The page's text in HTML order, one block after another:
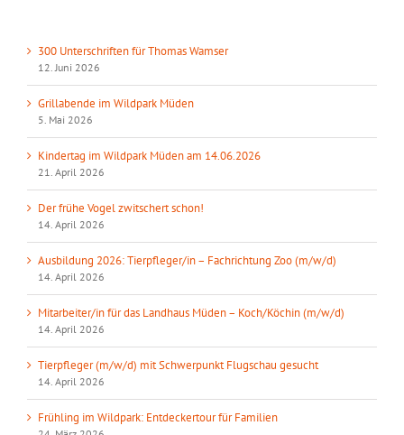
300 Unterschriften für Thomas Wamser
12. Juni 2026
Grillabende im Wildpark Müden
5. Mai 2026
Kindertag im Wildpark Müden am 14.06.2026
21. April 2026
Der frühe Vogel zwitschert schon!
14. April 2026
Ausbildung 2026: Tierpfleger/in – Fachrichtung Zoo (m/w/d)
14. April 2026
Mitarbeiter/in für das Landhaus Müden – Koch/Köchin (m/w/d)
14. April 2026
Tierpfleger (m/w/d) mit Schwerpunkt Flugschau gesucht
14. April 2026
Frühling im Wildpark: Entdeckertour für Familien